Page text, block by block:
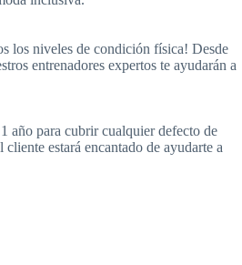
los niveles de condición física! Desde
entrenadores expertos te ayudarán a
año para cubrir cualquier defecto de
estará encantado de ayudarte a